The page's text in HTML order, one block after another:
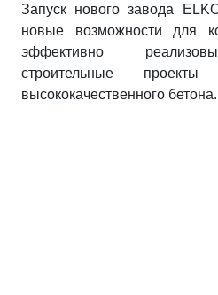
Запуск нового завода
новые возможности для
эффективно
строительные
высококачественного бетона.